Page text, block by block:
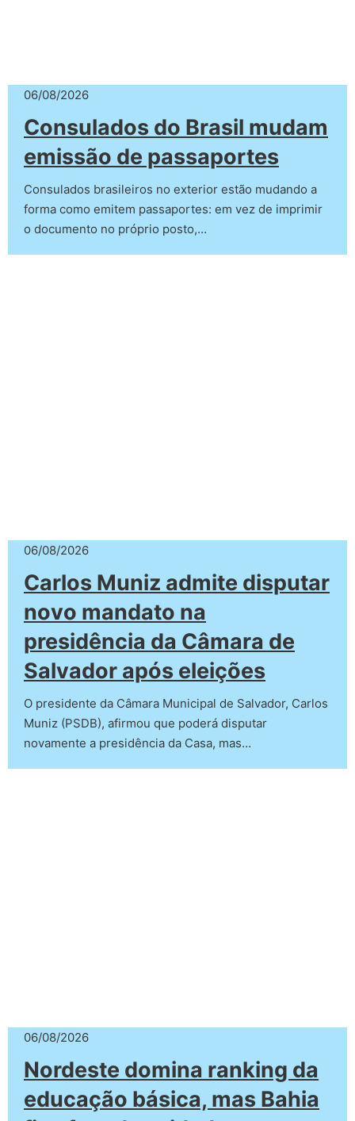
06/08/2026
Consulados do Brasil mudam
emissão de passaportes
Consulados brasileiros no exterior estão mudando a
forma como emitem passaportes: em vez de imprimir
o documento no próprio posto,…
06/08/2026
Carlos Muniz admite disputar
novo mandato na
presidência da Câmara de
Salvador após eleições
O presidente da Câmara Municipal de Salvador, Carlos
Muniz (PSDB), afirmou que poderá disputar
novamente a presidência da Casa, mas…
06/08/2026
Nordeste domina ranking da
educação básica, mas Bahia